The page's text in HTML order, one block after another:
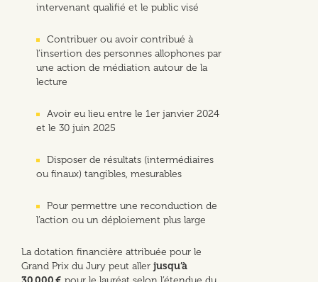
intervenant qualifié et le public visé
Contribuer ou avoir contribué à
l’insertion des personnes allophones par
une action de médiation autour de la
lecture
Avoir eu lieu entre le 1er janvier 2024
et le 30 juin 2025
Disposer de résultats (intermédiaires
ou finaux) tangibles, mesurables
Pour permettre une reconduction de
l’action ou un déploiement plus large
La dotation financière attribuée pour le
Grand Prix du Jury peut aller jusqu’à